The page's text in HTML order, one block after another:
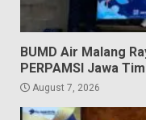
BUMD Air Malang
PERPAMSI Jawa
August 7, 2026